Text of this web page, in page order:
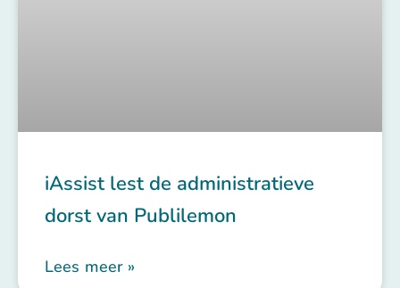
iAssist lest de administratieve
dorst van Publilemon
Lees meer »